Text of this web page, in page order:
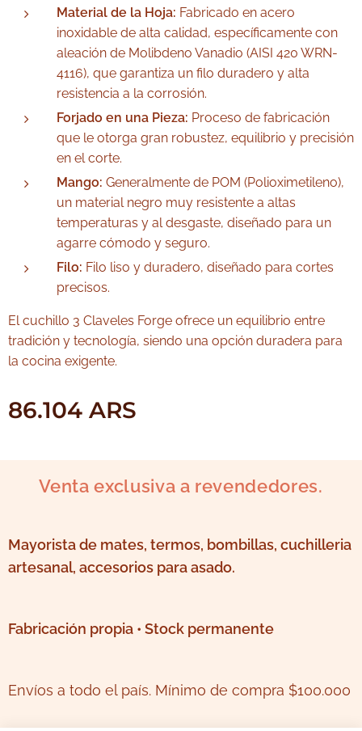
Material de la Hoja: Fabricado en acero
inoxidable de alta calidad, específicamente con
aleación de Molibdeno Vanadio (AISI 420 WRN-
4116), que garantiza un filo duradero y alta
resistencia a la corrosión.
Forjado en una Pieza: Proceso de fabricación
que le otorga gran robustez, equilibrio y precisión
en el corte.
Mango: Generalmente de POM (Polioximetileno),
un material negro muy resistente a altas
temperaturas y al desgaste, diseñado para un
agarre cómodo y seguro.
Filo: Filo liso y duradero, diseñado para cortes
precisos.
El cuchillo 3 Claveles Forge ofrece un equilibrio entre
tradición y tecnología, siendo una opción duradera para
la cocina exigente.
86.104 ARS
Venta exclusiva a revendedores.
Mayorista de mates, termos, bombillas, cuchilleria
artesanal, accesorios para asado.
Fabricación propia • Stock permanente
Envíos a todo el país. Mínimo de compra $100.000